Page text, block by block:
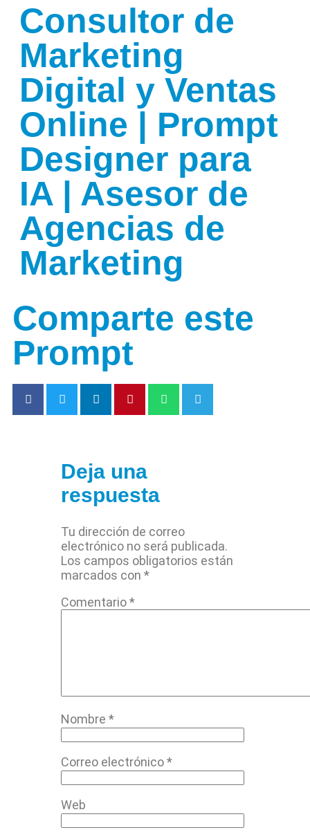
Consultor de
Marketing
Digital y Ventas
Online | Prompt
Designer para
IA | Asesor de
Agencias de
Marketing
Comparte este
Prompt
Deja una
respuesta
Tu dirección de correo
electrónico no será publicada.
Los campos obligatorios están
marcados con*
Comentario*
Nombre*
Correo electrónico*
Web